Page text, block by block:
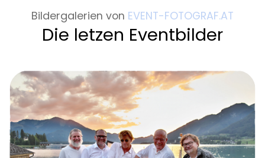
Bildergalerien von EVENT-FOTOGRAF.AT
Die letzen Eventbilder